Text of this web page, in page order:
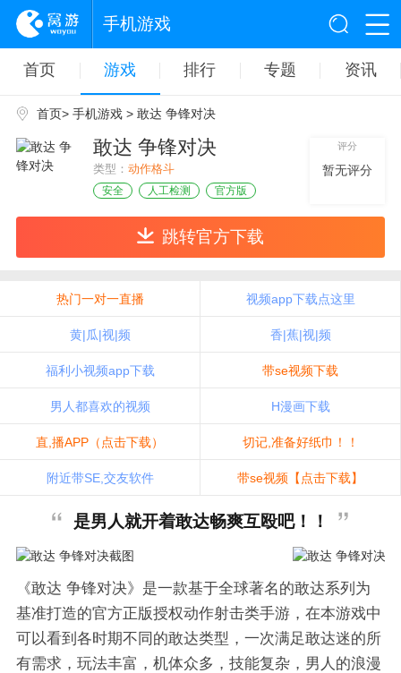
手机游戏
首页 游戏 排行 专题 资讯
首页> 手机游戏> 敢达 争锋对决
敢达 争锋对决
类型： 动作格斗
安全 人工检测 官方版
评分
暂无评分
跳转官方下载
热门一对一直播 视频app下载点这里
黄|瓜|视|频 香|蕉|视|频
福利小视频app下载 带se视频下载
男人都喜欢的视频 H漫画下载
直,播APP（点击下载） 切记,准备好纸巾！！
附近带SE,交友软件 带se视频【点击下载】
是男人就开着敢达畅爽互殴吧！！
《敢达 争锋对决》是一款基于全球著名的敢达系列为
基准打造的官方正版授权动作射击类手游，在本游戏中
可以看到各时期不同的敢达类型，一次满足敢达迷的所
有需求，玩法丰富，机体众多，技能复杂，男人的浪漫